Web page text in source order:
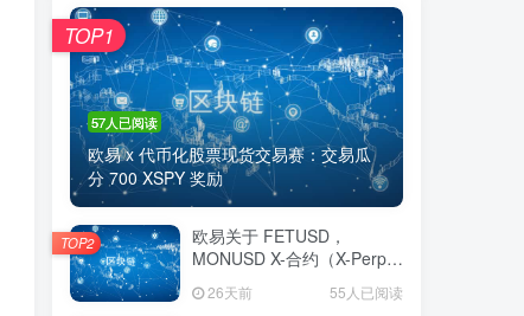
57人已阅读
欧易 x 代币化股票现货交易赛：交易瓜
分 700 XSPY 奖励
TOP1
欧易关于 FETUSD，
MONUSD X-合约（X-Perp）
26天前 55人已阅读
TOP2